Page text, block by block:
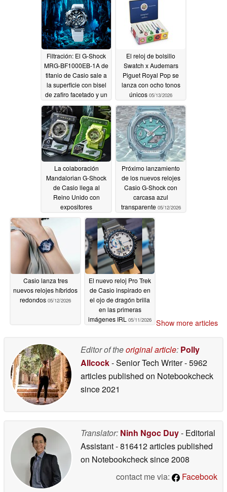
Filtración: El G-Shock
MRG-BF1000EB-1A de
titanio de Casio sale a
la superficie con bisel
de zafiro facetado y un
precio de 7.700
dólares
05/13/2026
El reloj de bolsillo
Swatch x Audemars
Piguet Royal Pop se
lanza con ocho tonos
únicos 05/13/2026
La colaboración
Mandalorian G-Shock
de Casio llega al
Reino Unido con
expositores
coleccionables
Próximo lanzamiento
de los nuevos relojes
Casio G-Shock con
carcasa azul
transparente 05/12/2026
Casio lanza tres
nuevos relojes híbridos
redondos 05/12/2026
El nuevo reloj Pro Trek
de Casio inspirado en
el ojo de dragón brilla
en las primeras
imágenes IRL 05/11/2026 Show more articles
Editor of theoriginal article: Polly
Allcock- Senior Tech Writer- 5962
articles published on Notebookcheck
since 2021
Translator: Ninh Ngoc Duy- Editorial
Assistant- 816412 articles published
on Notebookchecksince 2008
contact me via:
Facebook